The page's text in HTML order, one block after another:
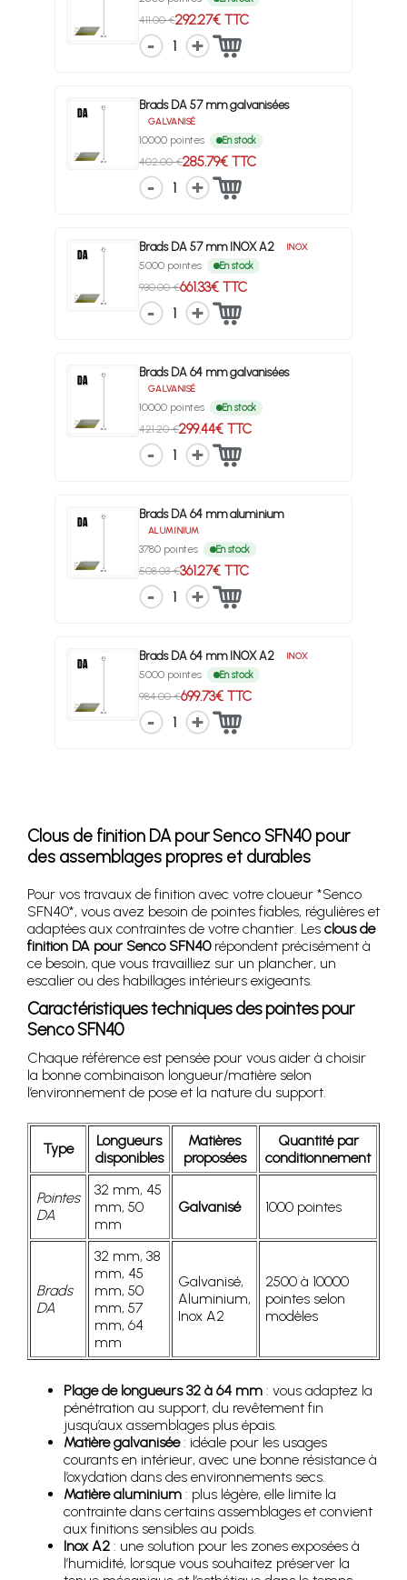
411.00 €292.27€ TTC
1
Brads DA 57 mm galvanisées
GALVANISÉ
10000 pointes En stock
402.00 €285.79€ TTC
1
Brads DA 57 mm INOX A2 INOX
5000 pointes En stock
930.00 €661.33€ TTC
1
Brads DA 64 mm galvanisées
GALVANISÉ
10000 pointes En stock
421.20 €299.44€ TTC
1
Brads DA 64 mm aluminium
ALUMINIUM
3780 pointes En stock
508.03 €361.27€ TTC
1
Brads DA 64 mm INOX A2 INOX
5000 pointes En stock
984.00 €699.73€ TTC
1
Clous de finition DA pour Senco SFN40 pour
des assemblages propres et durables
Pour vos travaux de finition avec votre cloueur *Senco
SFN40*, vous avez besoin de pointes fiables, régulières et
adaptées aux contraintes de votre chantier. Les clous de
finition DA pour Senco SFN40répondent précisément à
ce besoin, que vous travailliez sur un plancher, un
escalier ou des habillages intérieurs exigeants.
Caractéristiques techniques des pointes pour
Senco SFN40
Chaque référence est pensée pour vous aider à choisir
la bonne combinaison longueur/matière selon
l’environnement de pose et la nature du support.
Type
Longueurs
disponibles
Matières
proposées
Quantité par
conditionnement
Pointes
DA
32 mm, 45
mm, 50
mm
Galvanisé 1000 pointes
Brads
DA
32 mm, 38
mm, 45
mm, 50
mm, 57
mm, 64
mm
Galvanisé,
Aluminium,
Inox A2
2500 à 10000
pointes selon
modèles
Plage de longueurs 32 à 64 mm : vous adaptez la
pénétration au support, du revêtement fin
jusqu’aux assemblages plus épais.
Matière galvanisée: idéale pour les usages
courants en intérieur, avec une bonne résistance à
l’oxydation dans des environnements secs.
Matière aluminium : plus légère, elle limite la
contrainte dans certains assemblages et convient
aux finitions sensibles au poids.
Inox A2 : une solution pour les zones exposées à
l’humidité, lorsque vous souhaitez préserver la